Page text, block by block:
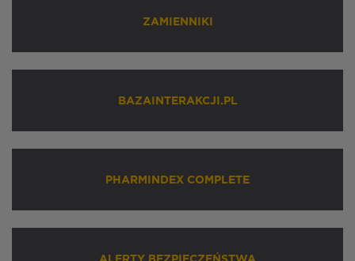
ZAMIENNIKI
BAZAINTERAKCJI.PL
PHARMINDEX COMPLETE